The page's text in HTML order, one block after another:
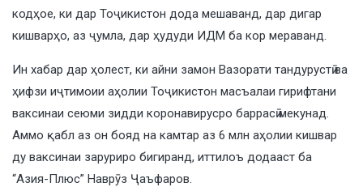
кодҳое, ки дар Тоҷикистон дода мешаванд, дар дигар
кишварҳо, аз ҷумла, дар ҳудуди ИДМ ба кор мераванд.
Ин хабар дар ҳолест, ки айни замон Вазорати тандурустӣ ва
ҳифзи иҷтимоии аҳолии Тоҷикистон масъалаи гирифтани
ваксинаи сеюми зидди коронавирусро баррасӣ мекунад.
Аммо қабл аз он бояд на камтар аз 6 млн аҳолии кишвар
ду ваксинаи заруриро бигиранд, иттилоъ додааст ба
“Азия-Плюс” Наврӯз Ҷаъфаров.